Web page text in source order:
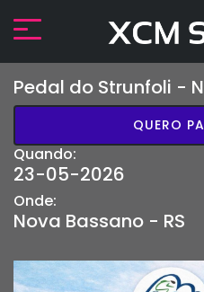
Pedal do Strunfoli -
QUERO
Quando:
23-05-2026
Onde:
Nova Bassano - RS